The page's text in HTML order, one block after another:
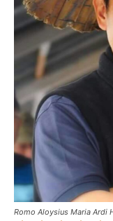
Romo Aloysius Maria Ardi